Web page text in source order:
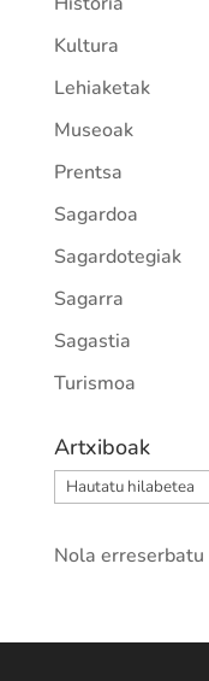
Kultura
Lehiaketak
Museoak
Prentsa
Sagardoa
Sagardotegiak
Sagarra
Sagastia
Turismoa
Artxiboak
Artxiboak
Nola erreserbatu